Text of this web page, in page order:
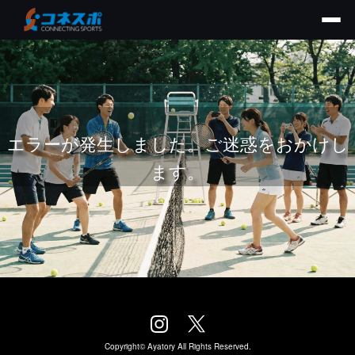
エラーが発生しました。ご迷惑をおかけし
ます。
Copyright©AyatoryAll Rights Reserved.